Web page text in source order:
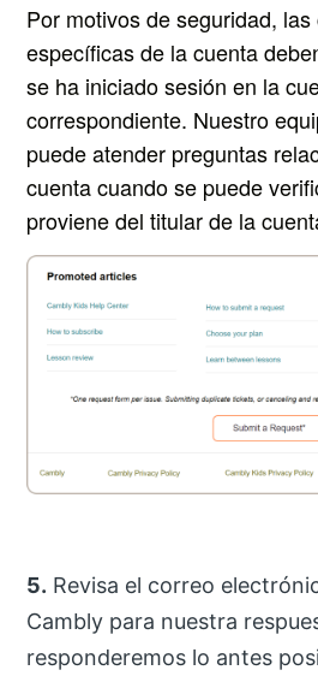
Por motivos de seguridad,
específicas de la cuenta
se ha iniciado sesión en la
correspondiente. Nuestro
puede atender preguntas
cuenta cuando se puede
proviene del titular de la
5. Revisa el correo
Cambly para nuestra
responderemos lo antes